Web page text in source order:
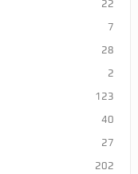
22
7
28
2
123
40
27
202